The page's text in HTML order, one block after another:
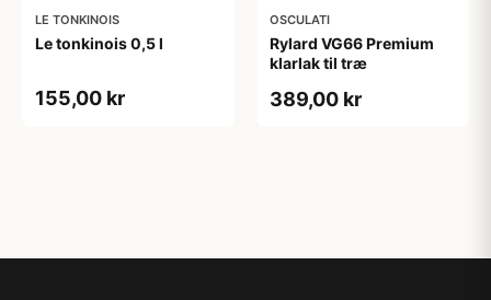
LE TONKINOIS
Le tonkinois 0,5 l
155,00 kr
OSCULATI
Rylard VG66 Premium
klarlak til træ
389,00 kr